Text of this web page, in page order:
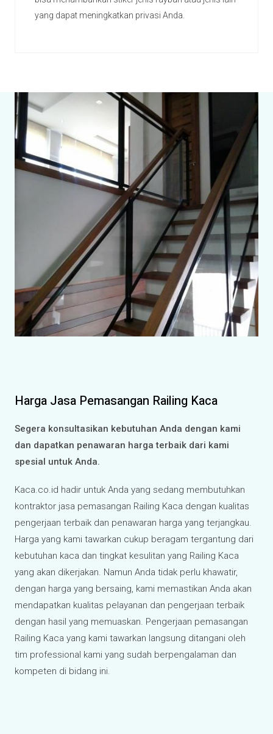
yang dapat meningkatkan privasi Anda.
Harga Jasa Pemasangan Railing Kaca
Segera konsultasikan kebutuhan Anda dengan kami
dan dapatkan penawaran harga terbaik dari kami
spesial untuk Anda.
Kaca.co.id hadir untuk Anda yang sedang membutuhkan
kontraktor jasa pemasangan Railing Kaca dengan kualitas
pengerjaan terbaik dan penawaran harga yang terjangkau.
Harga yang kami tawarkan cukup beragam tergantung dari
kebutuhan kaca dan tingkat kesulitan yang Railing Kaca
yang akan dikerjakan. Namun Anda tidak perlu khawatir,
dengan harga yang bersaing, kami memastikan Anda akan
mendapatkan kualitas pelayanan dan pengerjaan terbaik
dengan hasil yang memuaskan. Pengerjaan pemasangan
Railing Kaca yang kami tawarkan langsung ditangani oleh
tim professional kami yang sudah berpengalaman dan
kompeten di bidang ini.